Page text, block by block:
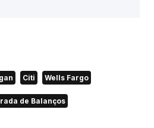
Citi Wells Fargo
de Balanços